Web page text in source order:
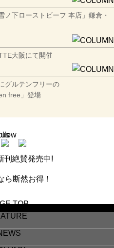
ノ下ローストビーフ 本店」鎌倉・
大阪にて開催
グルテンフリーの
free」登場